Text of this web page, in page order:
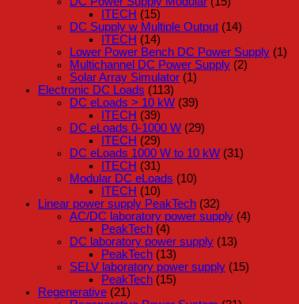
ITECH (15)
DC Supply w Multiple Output (14)
ITECH (14)
Lower Power Bench DC Power Supply (1)
Multichannel DC Power Supply (2)
Solar Array Simulator (1)
Electronic DC Loads (113)
DC eLoads > 10 kW (39)
ITECH (39)
DC eLoads 0-1000 W (29)
ITECH (29)
DC eLoads 1000 W to 10 kW (31)
ITECH (31)
Modular DC eLoads (10)
ITECH (10)
Linear power supply PeakTech (32)
AC/DC laboratory power supply (4)
PeakTech (4)
DC laboratory power supply (13)
PeakTech (13)
SELV laboratory power supply (15)
PeakTech (15)
Regenerative (21)